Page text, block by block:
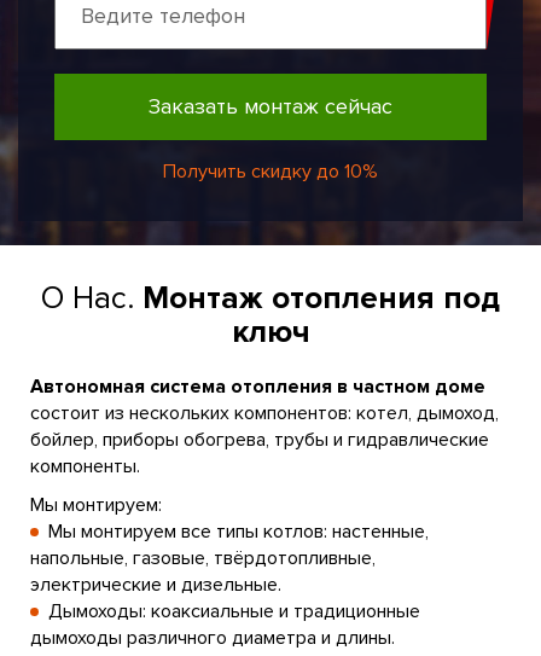
Заказать монтаж сейчас
Получить скидку до 10%
О Нас. Монтаж отопления под
ключ
Автономная система отопления в частном доме
состоит из нескольких компонентов: котел, дымоход,
бойлер, приборы обогрева, трубы и гидравлические
компоненты.
Мы монтируем:
Мы монтируем все типы котлов: настенные,
напольные, газовые, твёрдотопливные,
электрические и дизельные.
Дымоходы: коаксиальные и традиционные
дымоходы различного диаметра и длины.